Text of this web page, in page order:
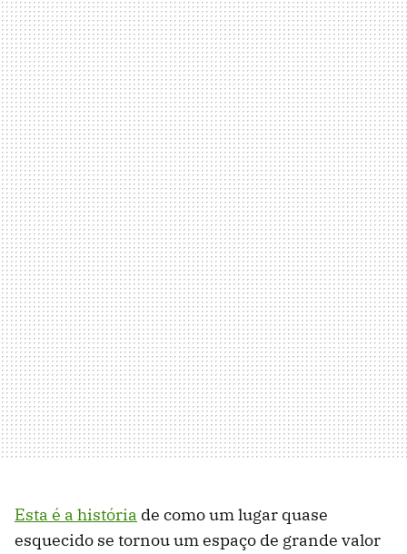
Esta é a história de como um lugar quase
esquecido se tornou um espaço de grande valor